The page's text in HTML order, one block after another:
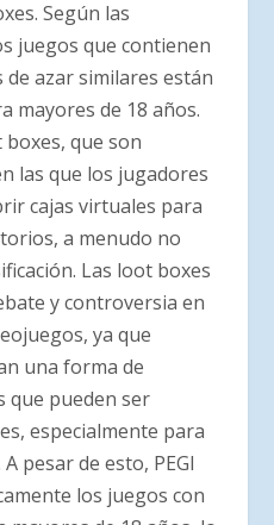
Según las
juegos que contienen
azar similares están
mayores de 18 años.
que son
las que los jugadores
cajas virtuales para
a menudo no
Las loot boxes
y controversia en
ya que
una forma de
que pueden ser
especialmente para
pesar de esto, PEGI
los juegos con